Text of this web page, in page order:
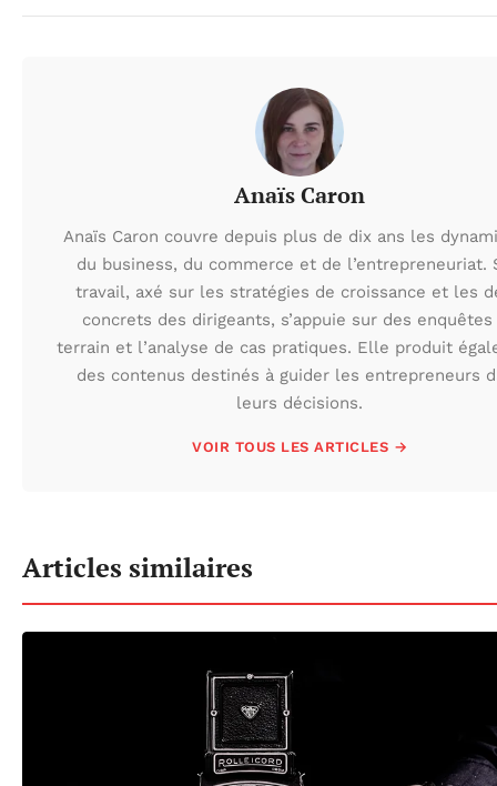
Anaïs Caron
Anaïs Caron couvre depuis plus de dix ans les
du business, du commerce et de l’entrepreneuriat.
travail, axé sur les stratégies de croissance et les
concrets des dirigeants, s’appuie sur des enquêtes
terrain et l’analyse de cas pratiques. Elle produit
des contenus destinés à guider les entrepreneurs
leurs décisions.
VOIR TOUS LES ARTICLES →
Articles similaires